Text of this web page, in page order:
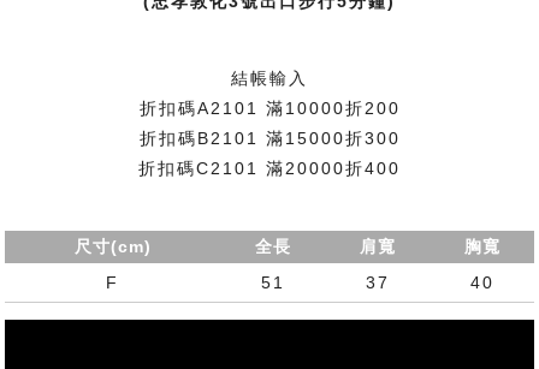
結帳輸入
折扣碼A2101 滿10000折200
折扣碼B2101 滿15000折300
折扣碼C2101 滿20000折400
尺寸(cm) 全長 肩寬
胸寬
F
51 37 40